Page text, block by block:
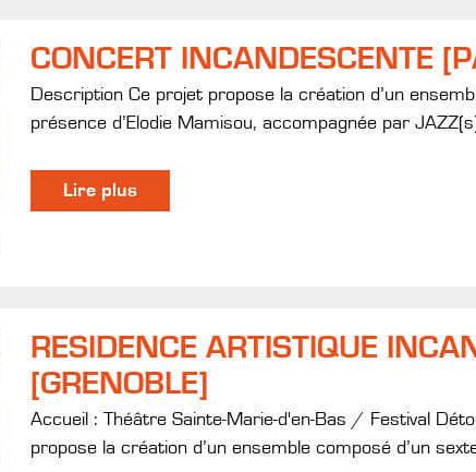
CONCERT INCANDESCENTE
Description Ce projet propose la création d’un
présence d’Elodie Mamisou, accompagnée par
Lire plus
RESIDENCE ARTISTIQUE
[GRENOBLE]
Accueil : Théâtre Sainte-Marie-d'en-Bas / Festival
propose la création d’un ensemble composé d’un